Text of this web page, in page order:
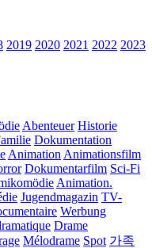
2019 2020 2021 2022 2023
Abenteuer Historie
Dokumentation
Animation Animationsfilm
Dokumentarfilm Sci-Fi
Animation.
Jugendmagazin TV-
Werbung
Drame
Mélodrame Spot 가족